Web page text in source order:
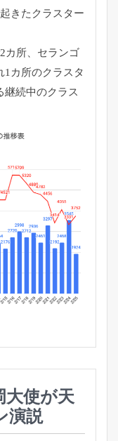
きたクラスター
カ所、セランゴ
1カ所のクラスタ
継続中のクラス
大使が天
演説